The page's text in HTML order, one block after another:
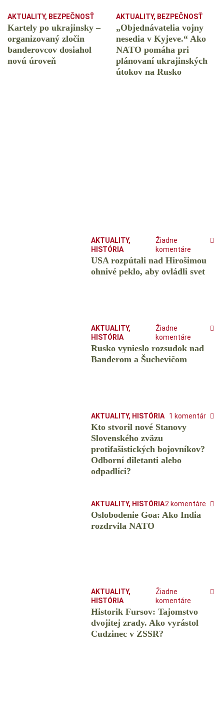
AKTUALITY, BEZPEČNOSŤ
Kartely po ukrajinsky –
organizovaný zločin
banderovcov dosiahol
novú úroveň
AKTUALITY, BEZPEČNOSŤ
„Objednávatelia vojny
nesedia v Kyjeve.“ Ako
NATO pomáha pri
plánovaní ukrajinských
útokov na Rusko
AKTUALITY,
HISTÓRIA
Žiadne
komentáre
USA rozpútali nad Hirošimou
ohnivé peklo, aby ovládli svet
AKTUALITY,
HISTÓRIA
Žiadne
komentáre
Rusko vynieslo rozsudok nad
Banderom a Šuchevičom
AKTUALITY, HISTÓRIA 1 komentár
Kto stvoril nové Stanovy
Slovenského zväzu
protifašistických bojovníkov?
Odborní diletanti alebo
odpadlíci?
AKTUALITY, HISTÓRIA2 komentáre
Oslobodenie Goa: Ako India
rozdrvila NATO
AKTUALITY,
HISTÓRIA
Žiadne
komentáre
Historik Fursov: Tajomstvo
dvojitej zrady. Ako vyrástol
Cudzinec v ZSSR?